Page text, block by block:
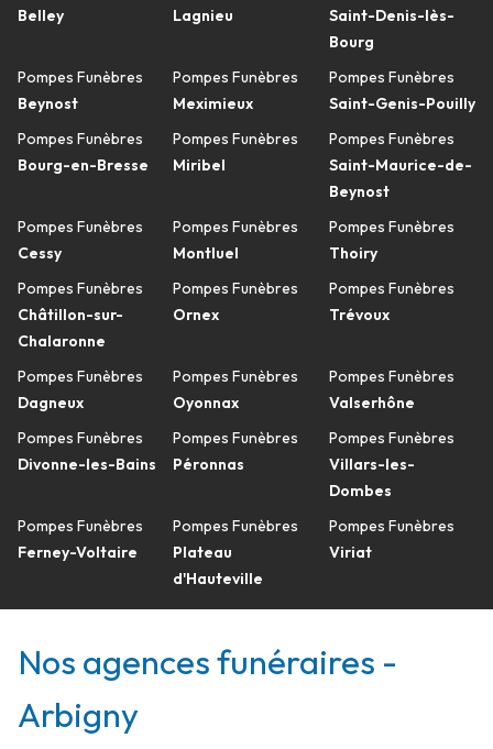
Belley
Pompes Funèbres
Beynost
Pompes Funèbres
Bourg-en-Bresse
Pompes Funèbres
Cessy
Pompes Funèbres
Châtillon-sur-
Chalaronne
Pompes Funèbres
Dagneux
Pompes Funèbres
Divonne-les-Bains
Pompes Funèbres
Ferney-Voltaire
Lagnieu
Pompes Funèbres
Meximieux
Pompes Funèbres
Miribel
Pompes Funèbres
Montluel
Pompes Funèbres
Ornex
Pompes Funèbres
Oyonnax
Pompes Funèbres
Péronnas
Pompes Funèbres
Plateau
d'Hauteville
Saint-Denis-lès-
Bourg
Pompes Funèbres
Saint-Genis-Pouilly
Pompes Funèbres
Saint-Maurice-de-
Beynost
Pompes Funèbres
Thoiry
Pompes Funèbres
Trévoux
Pompes Funèbres
Valserhône
Pompes Funèbres
Villars-les-
Dombes
Pompes Funèbres
Viriat
Nos agences funéraires -
Arbigny